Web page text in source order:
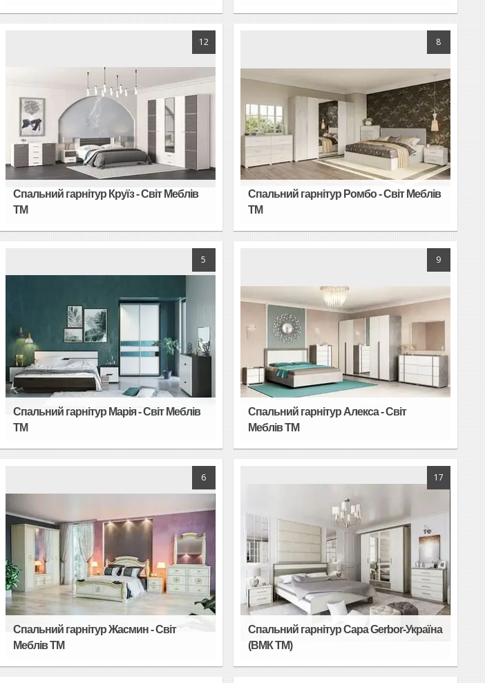
12
Спальний гарнітур Круїз - Світ Меблів
TM
8
Спальний гарнітур Ромбо - Світ Меблів
TM
5
Спальний гарнітур Марія - Світ Меблів
TM
9
Спальний гарнітур Алекса - Світ
Меблів TM
6
Спальний гарнітур Жасмин - Світ
Меблів TM
17
Спальний гарнітур Сара Gerbor-Україна
(ВМК ТМ)